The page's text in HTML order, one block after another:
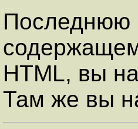
Последнюю
HTML, вы
Там же вы